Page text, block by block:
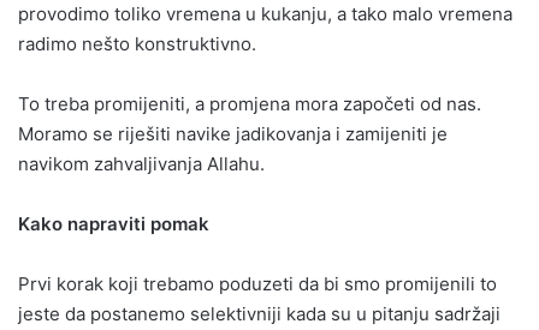
provodimo toliko vremena u kukanju, a tako malo vremena
radimo nešto konstruktivno.
To treba promijeniti, a promjena mora započeti od nas.
Moramo se riješiti navike jadikovanja i zamijeniti je
navikom zahvaljivanja Allahu.
Kako napraviti pomak
Prvi korak koji trebamo poduzeti da bi smo promijenili to
jeste da postanemo selektivniji kada su u pitanju sadržaji